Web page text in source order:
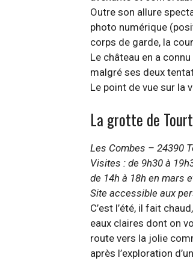
Outre son allure
photo numérique
corps de garde, la
Le château en a
malgré ses deux
Le point de vue sur la
La grotte de
Les Combes – 24390
Visites : de 9h30 à
de 14h à 18h en mars
Site accessible aux
C’est l’été, il fait
eaux claires dont on
route vers la jolie
après l’exploration